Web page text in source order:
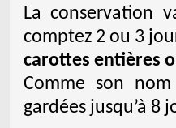
La conservation
comptez 2 ou 3
carottes entières
Comme son
gardées jusqu’à 8